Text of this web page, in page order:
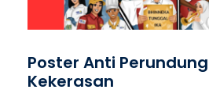
Poster Anti
Kekerasan